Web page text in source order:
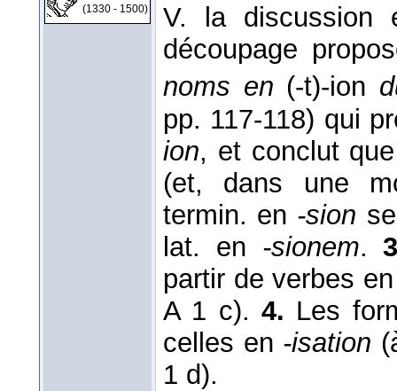
(1330 - 1500)
V. la discussion
découpage
noms en (-t)-ion
pp. 117-118) qui
ion, et conclut
(et, dans une
termin. en -sion
lat. en -sionem.
partir de verbes
A 1 c). 4. Les
celles en -isation
1 d).